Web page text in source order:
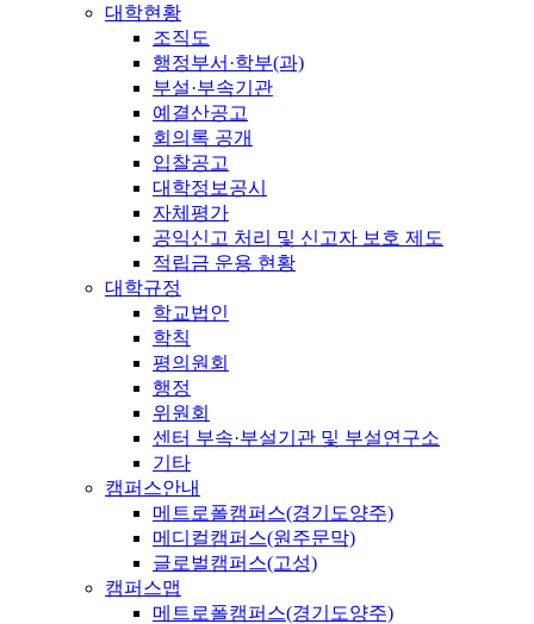
대학현황
조직도
행정부서·학부(과)
부설·부속기관
예결산공고
회의록 공개
입찰공고
대학정보공시
자체평가
공익신고 처리 및 신고자 보호 제도
적립금 운용 현황
대학규정
학교법인
학칙
평의원회
행정
위원회
센터 부속·부설기관 및 부설연구소
기타
캠퍼스안내
메트로폴캠퍼스(경기도양주)
메디컬캠퍼스(원주문막)
글로벌캠퍼스(고성)
캠퍼스맵
메트로폴캠퍼스(경기도양주)